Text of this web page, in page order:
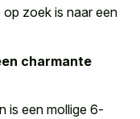
zoek is naar een
charmante
is een mollige 6-